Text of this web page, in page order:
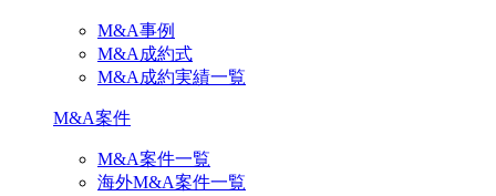
M&A事例
M&A成約式
M&A成約実績一覧
M&A案件
M&A案件一覧
海外M&A案件一覧